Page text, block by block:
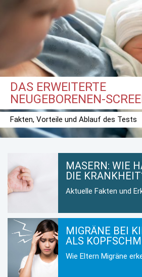
DAS ERWEITERTE
NEUGEBORENEN-
Fakten, Vorteile und Ablauf des Tests
MASERN: WIE
DIE
Aktuelle Fakten und
MIGRÄNE BEI
ALS
Wie Eltern Migräne